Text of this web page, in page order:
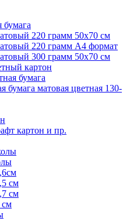
бумага
220 грамм 50х70 см
220 грамм A4 формат
300 грамм 50х70 см
картон
бумага
бумага матовая цветная 130-
картон и пр.
см
см